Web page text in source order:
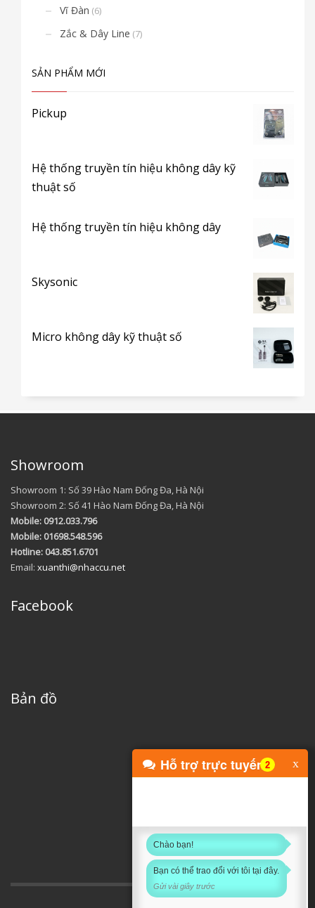
Vĩ Đàn (6)
Zắc & Dây Line (7)
SẢN PHẨM MỚI
Pickup
Hệ thống truyền tín hiệu không dây kỹ
thuật số
Hệ thống truyền tín hiệu không dây
Skysonic
Micro không dây kỹ thuật số
Showroom
Showroom 1: Số 39 Hào Nam Đống Đa, Hà Nội
Showroom 2: Số 41 Hào Nam Đống Đa, Hà Nội
Mobile: 0912.033.796
Mobile: 01698.548.596
Hotline: 043.851.6701
Email: xuanthi@nhaccu.net
Facebook
Bản đồ
Hỗ trợ trực tuyến3 x
Chào bạn!
Bạn có thể trao đổi với tôi tại đây.
Gửi vài giây trước